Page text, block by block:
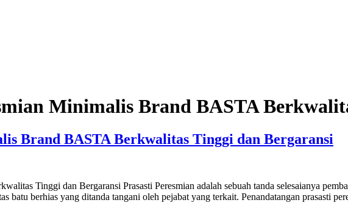
Minimalis Brand BASTA
Brand BASTA Berkwalitas Tinggi dan Bergaransi
Tinggi dan Bergaransi Prasasti Peresmian adalah sebuah tanda selesaianya
berhias yang ditanda tangani oleh pejabat yang terkait. Penandatangan prasasti